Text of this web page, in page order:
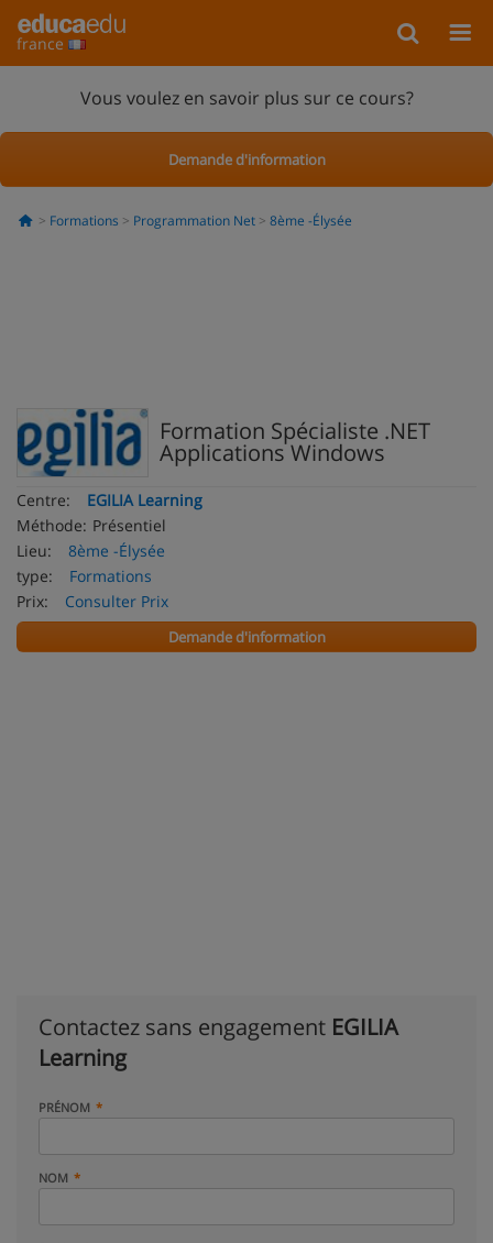
france
Vous voulez en savoir plus sur ce cours?
Demande d'information
Formations Programmation Net 8ème -Élysée
Formation Spécialiste .NET
Applications Windows
Centre:
EGILIA Learning
Méthode: Présentiel
Lieu:
8ème -Élysée
type:
Formations
Prix:
Consulter Prix
Demande d'information
Contactez sans engagement EGILIA
Learning
PRÉNOM
NOM